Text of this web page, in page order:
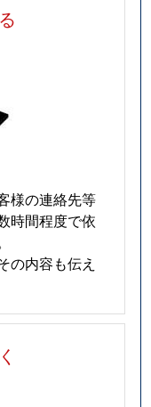
様の連絡先等
時間程度で依
の内容も伝え